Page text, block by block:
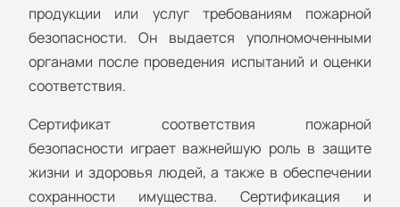
продукции или услуг требованиям пожарной
безопасности. Он выдается уполномоченными
органами после проведения испытаний и оценки
соответствия.
Сертификат соответствия пожарной
безопасности играет важнейшую роль в защите
жизни и здоровья людей, а также в обеспечении
сохранности имущества. Сертификация и